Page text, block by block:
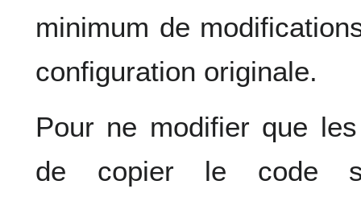
minimum de
configuration originale.
Pour ne modifier que
de copier le code